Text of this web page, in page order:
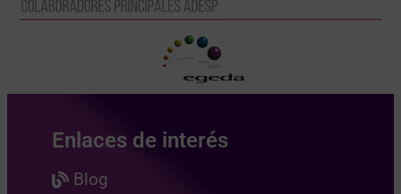
Enlaces de interés
Blog